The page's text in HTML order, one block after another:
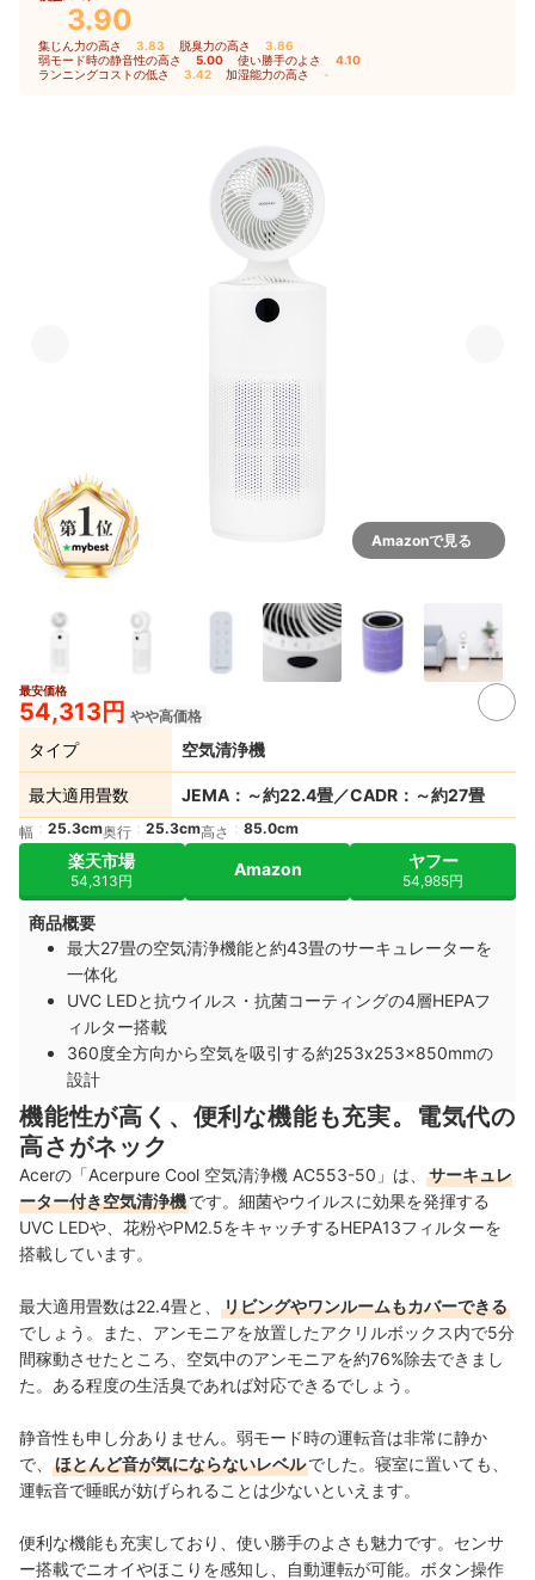
3.90
集じん力の高さ 3.83 脱臭力の高さ 3.86
弱モード時の静音性の高さ 5.00 使い勝手のよさ 4.10
ランニングコストの低さ 3.42 加湿能力の高さ -
Amazonで見る
最安価格
54,313円 やや高価格
タイプ 空気清浄機
最大適用畳数 JEMA：～約22.4畳／CADR：～約27畳
幅 25.3cm奥行 25.3cm高さ 85.0cm
楽天市場
54,313円
Amazon ヤフー
54,985円
商品概要
最大27畳の空気清浄機能と約43畳のサーキュレーターを
一体化
UVC LEDと抗ウイルス・抗菌コーティングの4層HEPAフ
ィルター搭載
360度全方向から空気を吸引する約253x253x850mmの
設計
機能性が高く、便利な機能も充実。電気代の
高さがネック
Acerの「Acerpure Cool 空気清浄機 AC553-50」は、
サーキュレ
ーター付き空気清浄機です。細菌やウイルスに効果を発揮する
UVC LEDや、花粉やPM2.5をキャッチするHEPA13フィルターを
搭載しています。
最大適用畳数は22.4畳と、
リビングやワンルームもカバーできる
でしょう。また、アンモニアを放置したアクリルボックス内で5分
間稼動させたところ、空気中のアンモニアを約76%除去できまし
た。ある程度の生活臭であれば対応できるでしょう。
静音性も申し分ありません。弱モード時の運転音は非常に静か
で、
ほとんど音が気にならないレベルでした。寝室に置いても、
運転音で睡眠が妨げられることは少ないといえます。
便利な機能も充実しており、使い勝手のよさも魅力です。センサ
ー搭載でニオイやほこりを感知し、自動運転が可能。ボタン操作